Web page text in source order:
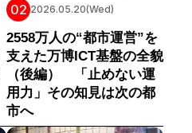
02 2026.05.20(Wed)
2558万人の“都市運営”を
支えた万博ICT基盤の全貌
（後編） 「止めない運
用力」その知見は次の都
市へ